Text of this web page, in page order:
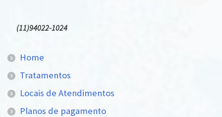
(11)94022-1024
Home
Tratamentos
Locais de Atendimentos
Planos de pagamento